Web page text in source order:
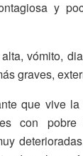
y
vómito,
graves,
que vive
con pobre